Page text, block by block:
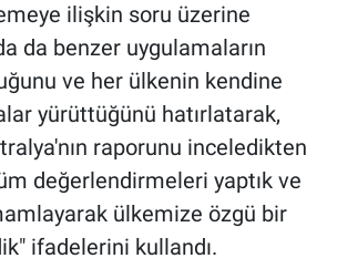
ilişkin soru üzerine
da benzer uygulamaların
ve her ülkenin kendine
yürüttüğünü hatırlatarak,
raporunu inceledikten
değerlendirmeleri yaptık ve
ülkemize özgü bir
ifadelerini kullandı.